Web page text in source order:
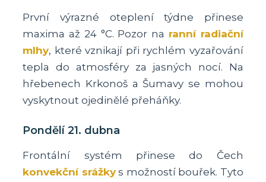
První výrazné oteplení týdne přinese
maxima až 24 °C. Pozor na ranní radiační
mlhy, které vznikají při rychlém vyzařování
tepla do atmosféry za jasných nocí. Na
hřebenech Krkonoš a Šumavy se mohou
vyskytnout ojedinělé přeháňky.
Pondělí 21. dubna
Frontální systém přinese do Čech
konvekční srážkys možností bouřek. Tyto